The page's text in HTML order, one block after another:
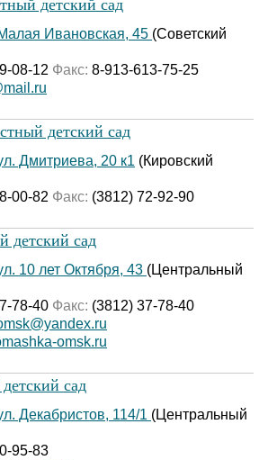
Ивановская, 45 (Советский
08-12 Факс: 8-913-613-75-25
детский сад
Дмитриева, 20 к1 (Кировский
00-82 Факс: (3812) 72-92-90
детский сад
10 лет Октября, 43 (Центральный
78-40 Факс: (3812) 37-78-40
omsk.ru
сад
Декабристов, 114/1 (Центральный
95-83